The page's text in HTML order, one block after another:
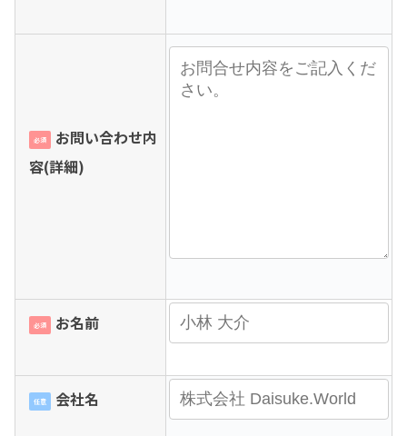
必須
お問い合わせ内
容(詳細)
必須 お名前
任意 会社名